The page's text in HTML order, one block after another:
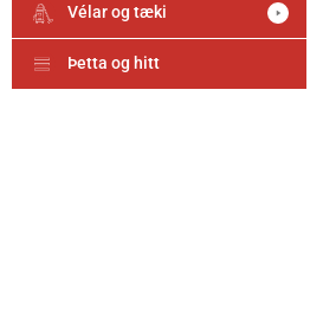
Vélar og tæki
Þetta og hitt